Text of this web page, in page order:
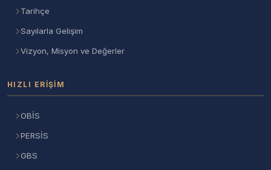
Tarihçe
Sayılarla Gelişim
Vizyon, Misyon ve Değerler
HIZLI ERIŞIM
OBİS
PERSİS
GBS